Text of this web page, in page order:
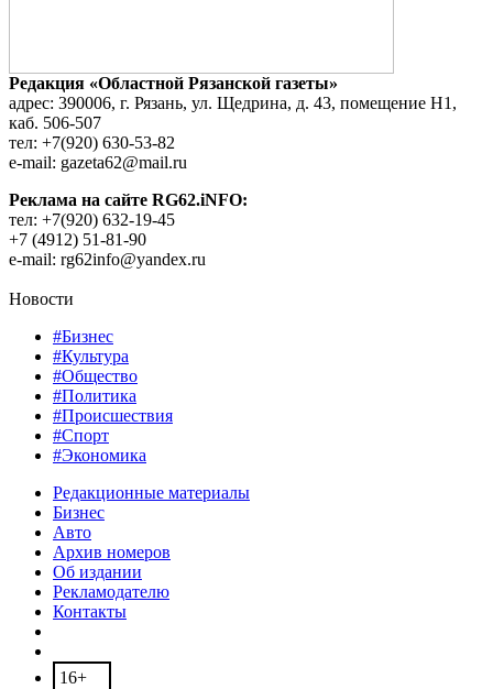
Редакция «Областной Рязанской газеты»
адрес: 390006, г. Рязань, ул. Щедрина, д. 43, помещение Н1,
каб. 506-507
тел: +7(920) 630-53-82
e-mail: gazeta62@mail.ru
Реклама на сайте RG62.iNFO:
тел: +7(920) 632-19-45
+7 (4912) 51-81-90
e-mail: rg62info@yandex.ru
Новости
#Бизнес
#Культура
#Общество
#Политика
#Происшествия
#Спорт
#Экономика
Редакционные материалы
Бизнес
Авто
Архив номеров
Об издании
Рекламодателю
Контакты
16+